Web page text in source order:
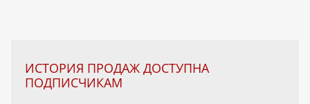
ИСТОРИЯ ПРОДАЖ ДОСТУПНА
ПОДПИСЧИКАМ